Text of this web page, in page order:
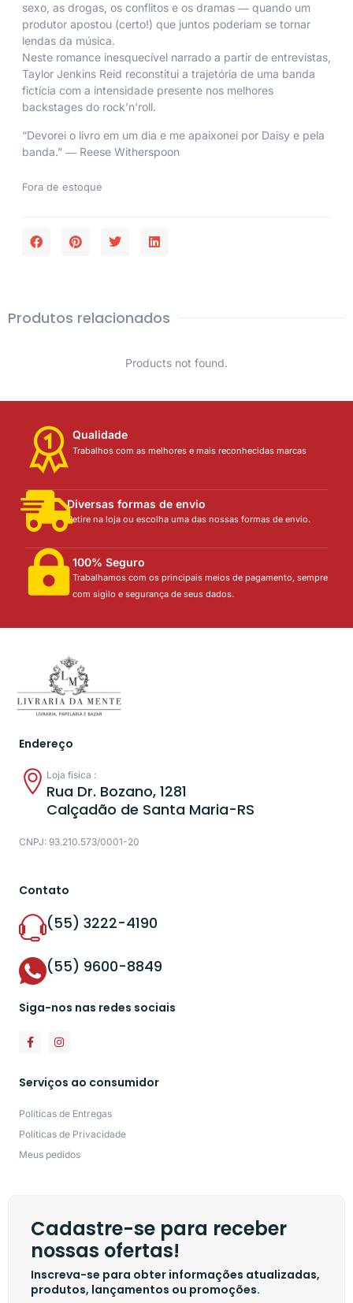
sexo, as drogas, os conflitos e os dramas ― quando um
produtor apostou (certo!) que juntos poderiam se tornar
lendas da música.
Neste romance inesquecível narrado a partir de entrevistas,
Taylor Jenkins Reid reconstitui a trajetória de uma banda
fictícia com a intensidade presente nos melhores
backstages do rock’n’roll.
“Devorei o livro em um dia e me apaixonei por Daisy e pela
banda.” ― Reese Witherspoon
Fora de estoque
Produtos relacionados
Products not found.
Qualidade
Trabalhos com as melhores e mais reconhecidas marcas
Diversas formas de envio
Retire na loja ou escolha uma das nossas formas de envio.
100% Seguro
Trabalhamos com os principais meios de pagamento, sempre
com sigilo e segurança de seus dados.
Endereço
Loja física :
Rua Dr. Bozano, 1281
Calçadão de Santa Maria-RS
CNPJ: 93.210.573/0001-20
Contato
(55) 3222-4190
(55) 9600-8849
Siga-nos nas redes sociais
Serviços ao consumidor
Políticas de Entregas
Políticas de Privacidade
Meus pedidos
Cadastre-se para receber
nossas ofertas!
Inscreva-se para obter informações atualizadas,
produtos, lançamentos ou promoções.